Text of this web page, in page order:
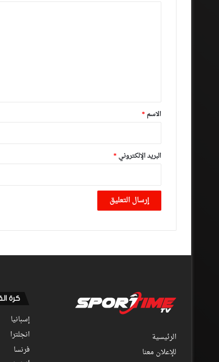
*
الاسم *
البريد الإلكتروني *
الرئيسية
للإعلان معنا
كرة
إسبانيا
انجلترا
فرنسا